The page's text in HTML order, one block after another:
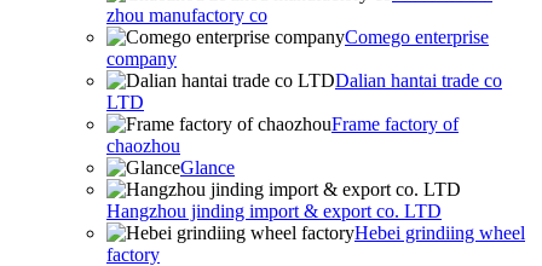
zhou manufactory co
Comego enterprise
company
Dalian hantai trade co
LTD
Frame factory of
chaozhou
Glance
Hangzhou jinding import & export co. LTD
Hebei grindiing wheel
factory